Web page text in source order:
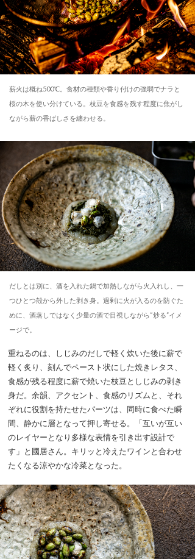
薪火は概ね500℃。食材の種類や香り付けの強弱でナラと
桜の木を使い分けている。枝豆を食感を残す程度に焦がし
ながら薪の香ばしさを纏わせる。
だしとは別に、酒を入れた鍋で加熱しながら火入れし、一
つひとつ殻から外した剥き身。過剰に火が入るのを防ぐた
めに、酒蒸しではなく少量の酒で目視しながら“炒る”イメ
ージで。
重ねるのは、しじみのだしで軽く炊いた後に薪で
軽く炙り、刻んでペースト状にした焼きレタス、
食感が残る程度に薪で焼いた枝豆としじみの剥き
身だ。余韻、アクセント、食感のリズムと、それ
ぞれに役割を持たせたパーツは、同時に食べた瞬
間、静かに層となって押し寄せる。「互いが互い
のレイヤーとなり多様な表情を引き出す設計で
す」と國居さん。キリッと冷えたワインと合わせ
たくなる涼やかな冷菜となった。